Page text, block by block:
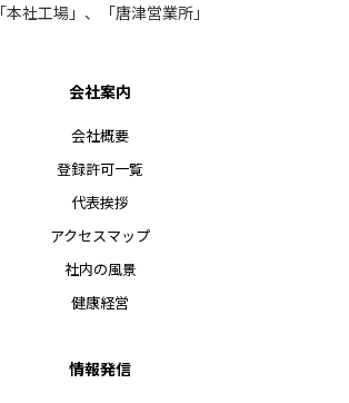
「本社工場」、「唐津営業所」
会社案内
会社概要
登録許可一覧
代表挨拶
アクセスマップ
社内の風景
健康経営
情報発信